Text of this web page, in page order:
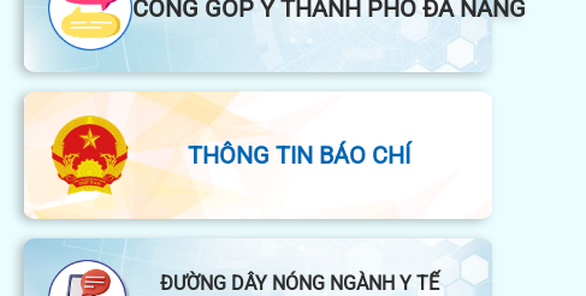
CỔNG GÓP Ý THÀNH PHỐ ĐÀ NẴNG
THÔNG TIN BÁO CHÍ
ĐƯỜNG DÂY NÓNG NGÀNH Y TẾ